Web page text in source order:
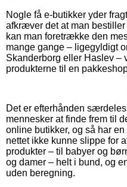
Nogle få e-butikker yder
afkræver det at man
kan man foretrække den
mange gange – ligegyldigt
Skanderborg eller Haslev –
produkterne til en
Det er efterhånden
mennesker at finde frem til
online butikker, og så har
nettet ikke kunne slippe for
produkter – til babyer og
og damer – helt i bund, og
uden beregning.